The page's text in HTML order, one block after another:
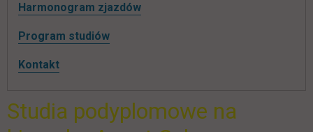
Harmonogram zjazdów
Program studiów
Kontakt
Studia podyplomowe na